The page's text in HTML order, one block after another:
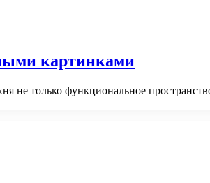
картинками
не только функциональное